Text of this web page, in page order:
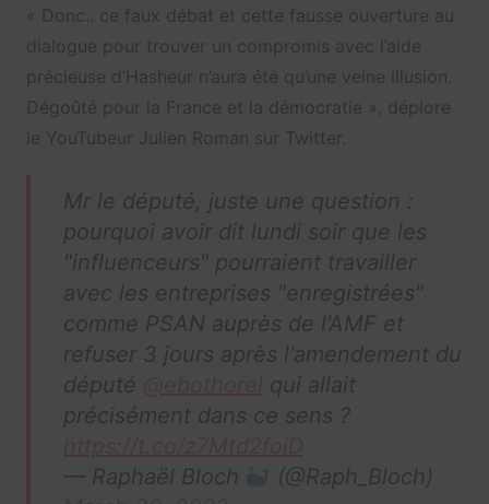
«
Donc.. ce faux débat et cette fausse ouverture au
dialogue pour trouver un compromis avec l’aide
précieuse d’Hasheur
n’aura été qu’une veine illusion.
Dégoûté pour la France et la démocratie », déplore
le YouTubeur Julien Roman sur Twitter.
Mr le député, juste une question :
pourquoi avoir dit lundi soir que les
"influenceurs" pourraient travailler
avec les entreprises "enregistrées"
comme PSAN auprès de l'AMF et
refuser 3 jours après l'amendement du
député
qui allait
précisément dans ce sens ?
— Raphaël Bloch
(@Raph_Bloch)